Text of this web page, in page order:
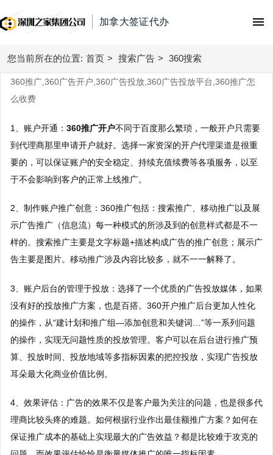
加拿大签证代办
首页
附近推广告
视频号广告
微信广告
今日头条广告
抖音广告
巨量引擎广告
巨量千川广告
快手广告
百度信息流广告
知乎广告
磁力金牛
小红书广告
B站广告
爱奇艺广告
美柚广告
uc头条广告
支付宝广告
搜狗搜索
360搜索
google搜索
yahoo搜索
直播带货
抖音直播带货
快手电商
视频号电商
百度电商
抖音广告开户
今日头条开户
快手广告开户
百度广告开户
微信广告开户
广点通开户
巨量广告开户
专业支持
广告宝学院
广告制作
广告运营
抖音蓝v认证
关于公司
公司简介
荣誉资质
联系我们
投放广告
立即投放
您当前所在的位置: 首页 > 搜索广告 > 360搜索
360推广,360广告开户,360广告投放,360广告投放平台,360推广怎
么收费
1、账户开通： 360推广开户不同于百度那么繁琐，一般开户只需要
到代理商那里申请开户就好。选择一家资深的开户代理渠道是很重
要的，可以保证账户的安全稳定、持续充值续费等各项服务，以至
于不会影响到客户的正常上线推广。
2、制作账户推广创意： 360推广包括：搜索推广、移动推广以及展
示广告推广（信息流）每一种模式的所涉及到的创意样式都是不一
样的。搜索推广主要是文字标题+描述构成广告的推广创意；展示广
告主要是图片。移动推广涉及内容比较多，就不一一解释了。
3、账户后台的管理于投放：选择了一个优质的广告投放媒体，如果
没有好的投放推广方案，也是百搭。360开户推广后台更加人性化
的操作，从“建计划和推广组—添加创意和关键词…”等一系列问题
的操作，实现无问题性质的投放管理。客户可以在后台进行推广预
算、投放时间、投放地域等多指标因素的把控投放，实现广告投放
耳朵最大化商业价值比例。
4、效果评估：广告的效果不仅是客户最为关注的问题，也是很多代
理商比较头疼的难题。如何根据行业作出最佳额推广方案？如何在
保证推广成本的基础上实现最大的广告效益？都是比较难于攻克的